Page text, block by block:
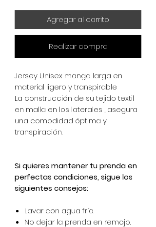
Agregar al carrito
Realizar compra
Jersey Unisex manga larga en
material ligero y transpirable
La construcción de su tejido textil
en malla en los laterales , asegura
una comodidad óptima y
transpiración.
Si quieres mantener tu prenda en
perfectas condiciones, sigue los
siguientes consejos:
Lavar con agua fría.
No dejar la prenda en remojo.